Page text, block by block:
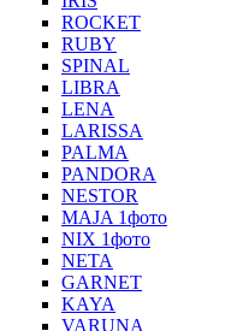
ROCKET
RUBY
SPINAL
LIBRA
LENA
LARISSA
PALMA
PANDORA
NESTOR
MAJA 1фото
NIX 1фото
NETA
GARNET
KAYA
VARUNA